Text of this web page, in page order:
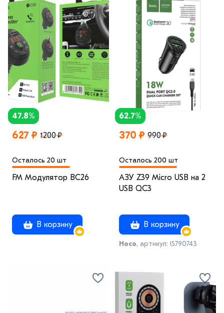
47.8%
627 ₽ 1200 ₽
Осталось 20 шт
FM Модулятор BC26
В корзину
62.7%
370 ₽ 990 ₽
Осталось 200 шт
АЗУ Z39 Micro USB на 2
USB QC3
В корзину
Hoco, артикул: IS790743